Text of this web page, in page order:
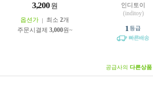
3,200 원
옵션가 최소 2개
주문시결제 3,000원~
인디토이
(inditoy)
1 등급
빠른배송
공급사의 다른상품